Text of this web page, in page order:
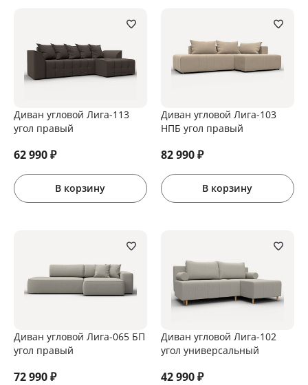
Диван угловой Лига-113
угол правый
62 990₽
В корзину
Диван угловой Лига-103
НПБ угол правый
82 990₽
В корзину
Диван угловой Лига-065 БП
угол правый
72 990₽
Диван угловой Лига-102
угол универсальный
42 990₽